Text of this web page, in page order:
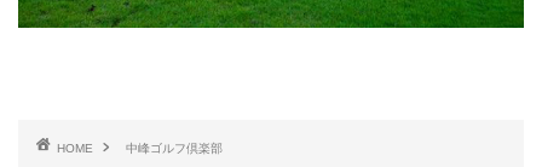
HOME 中峰ゴルフ倶楽部